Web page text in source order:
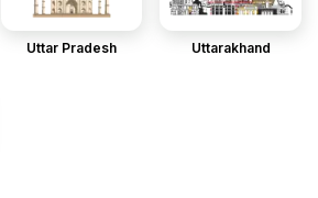
Uttar Pradesh Uttarakhand